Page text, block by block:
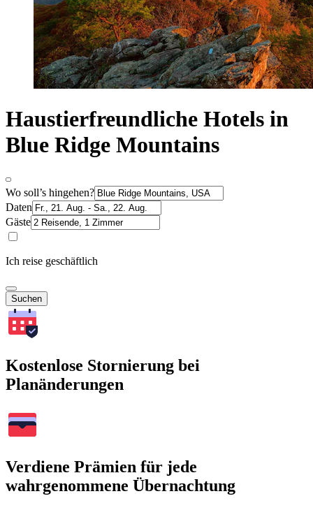
Haustierfreundliche Hotels in
Blue Ridge Mountains
Wo soll’s hingehen?
Daten
Gäste
Ich reise geschäftlich
Suchen
Kostenlose Stornierung bei
Planänderungen
Verdiene Prämien für jede
wahrgenommene Übernachtung